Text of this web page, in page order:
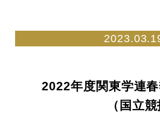
2022年度関東学連
（国立競